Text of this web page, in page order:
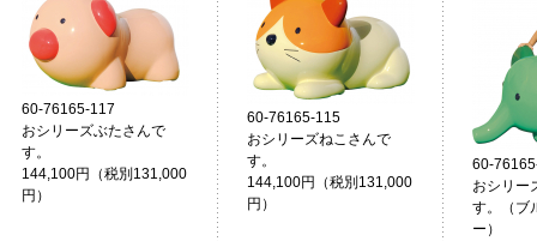
60-76165-117
おシリーズぶたさんで
す。
144,100円（税別131,000
円）
60-76165-115
おシリーズねこさんで
す。
144,100円（税別131,000
円）
60-
おシリー
す。（ブ